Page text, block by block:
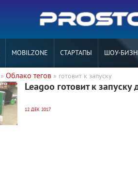
MOBILZONE СТАРТАПЫ ШОУ-
» Облако тегов » готовит к запуску
Leagoo готовит к
12 ДЕК 2017